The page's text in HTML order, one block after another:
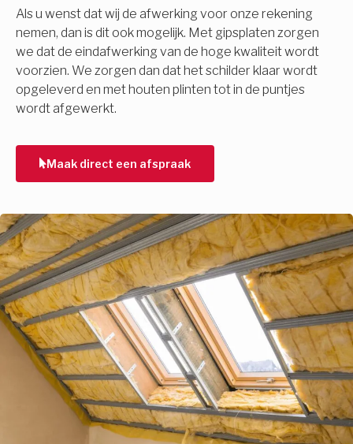
Als u wenst dat wij de afwerking voor onze rekening
nemen, dan is dit ook mogelijk. Met gipsplaten zorgen
we dat de eindafwerking van de hoge kwaliteit wordt
voorzien. We zorgen dan dat het schilder klaar wordt
opgeleverd en met houten plinten tot in de puntjes
wordt afgewerkt.
Maak direct een afspraak